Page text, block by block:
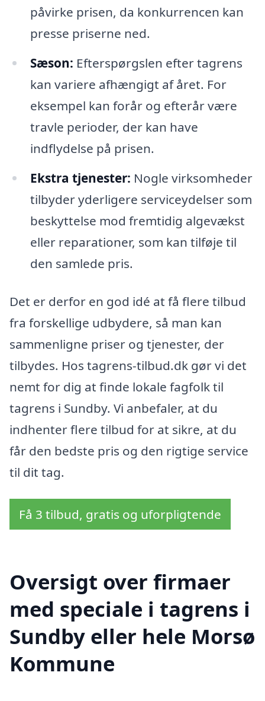
påvirke prisen, da konkurrencen kan
presse priserne ned.
Sæson: Efterspørgslen efter tagrens
kan variere afhængigt af året. For
eksempel kan forår og efterår være
travle perioder, der kan have
indflydelse på prisen.
Ekstra tjenester: Nogle virksomheder
tilbyder yderligere serviceydelser som
beskyttelse mod fremtidig algevækst
eller reparationer, som kan tilføje til
den samlede pris.
Det er derfor en god idé at få flere tilbud
fra forskellige udbydere, så man kan
sammenligne priser og tjenester, der
tilbydes. Hos tagrens-tilbud.dk gør vi det
nemt for dig at finde lokale fagfolk til
tagrens i Sundby. Vi anbefaler, at du
indhenter flere tilbud for at sikre, at du
får den bedste pris og den rigtige service
til dit tag.
Få 3 tilbud, gratis og uforpligtende
Oversigt over firmaer
med speciale i tagrens i
Sundby eller hele Morsø
Kommune